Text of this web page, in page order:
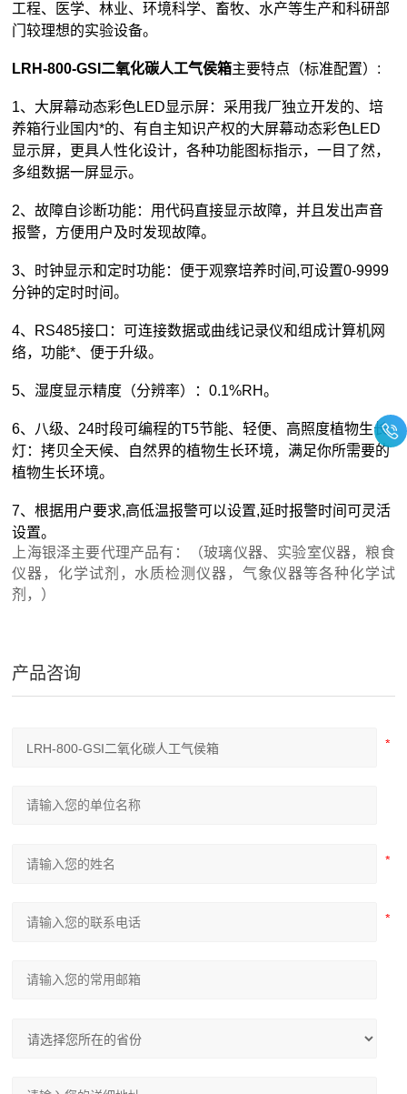
工程、医学、林业、环境科学、畜牧、水产等生产和科研部
门较理想的实验设备。
LRH-800-GSI二氧化碳人工气侯箱主要特点（标准配置）:
1、大屏幕动态彩色LED显示屏：采用我厂独立开发的、培
养箱行业国内*的、有自主知识产权的大屏幕动态彩色LED
显示屏，更具人性化设计，各种功能图标指示，一目了然，
多组数据一屏显示。
2、故障自诊断功能：用代码直接显示故障，并且发出声音
报警，方便用户及时发现故障。
3、时钟显示和定时功能：便于观察培养时间,可设置0-9999
分钟的定时时间。
4、RS485接口：可连接数据或曲线记录仪和组成计算机网
络，功能*、便于升级。
5、湿度显示精度（分辨率）：0.1%RH。
6、八级、24时段可编程的T5节能、轻便、高照度植物生长
灯：拷贝全天候、自然界的植物生长环境，满足你所需要的
植物生长环境。
7、根据用户要求,高低温报警可以设置,延时报警时间可灵活
设置。
上海银泽主要代理产品有：（玻璃仪器、实验室仪器，粮食
仪器，化学试剂，水质检测仪器，气象仪器等各种化学试
剂，）
产品咨询